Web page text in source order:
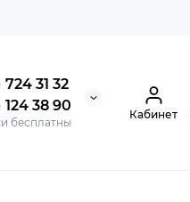
31 32
38 90
бесплатны
Кабинет